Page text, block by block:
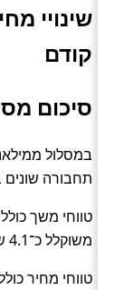
שינויי
קודם
סיכום
תחבורה שונים במהלך 365
משוקלל כ־4.1 שעות).